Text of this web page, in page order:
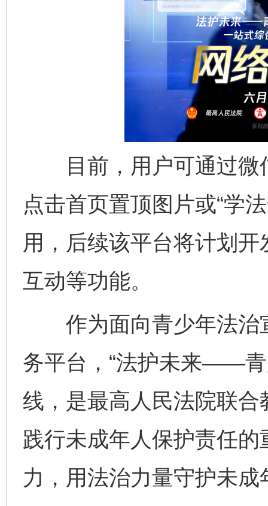
目前，用户可通过微
点击首页置顶图片或“学
用，后续该平台将计划
互动等功能。
作为面向青少年法治
务平台，“法护未来——青
线，是最高人民法院联
践行未成年人保护责任
力，用法治力量守护未